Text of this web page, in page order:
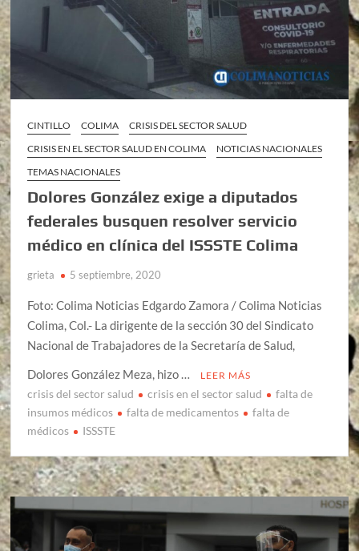
CINTILLO COLIMA
CRISIS DEL SECTOR SALUD
CRISIS EN EL SECTOR SALUD EN COLIMA
NOTICIAS NACIONALES
TEMAS NACIONALES
Dolores González exige a diputados
federales busquen resolver servicio
médico en clínica del ISSSTE Colima
grieta 5 septiembre, 2020
Foto: Colima Noticias Edgardo Zamora / Colima Noticias
Colima, Col.- La dirigente de la sección 30 del Sindicato
Nacional de Trabajadores de la Secretaría de Salud,
Dolores González Meza, hizo …
LEER MÁS
crisis del sector salud crisis en el sector salud
falta de
insumos médicos
falta de medicamentos
falta de
médicos
ISSSTE